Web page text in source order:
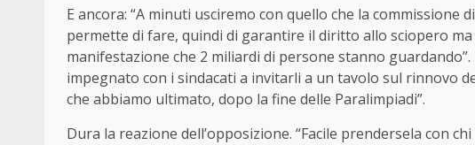
E ancora: “A minuti usciremo con quello che la commissione
permette di fare, quindi di garantire il diritto allo sciopero
manifestazione che 2 miliardi di persone stanno
impegnato con i sindacati a invitarli a un tavolo sul rinnovo
che abbiamo ultimato, dopo la fine delle Paralimpiadi”.
Dura la reazione dell’opposizione. “Facile prendersela con